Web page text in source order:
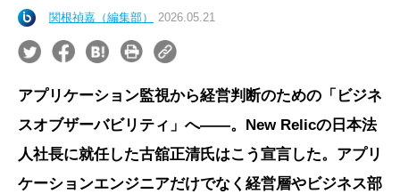
関根禎嘉（編集部） 2026.05.21
アプリケーション監視から経営判断のための「ビジネ
スオブザーバビリティ」へ――。New Relicの日本法
人社長に就任した古舘正清氏はこう宣言した。アプリ
ケーションエンジニアだけでなく経営層やビジネス部